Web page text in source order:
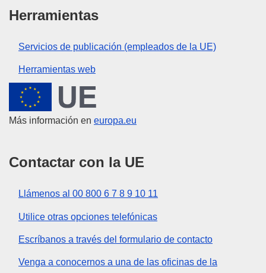
Herramientas
Servicios de publicación (empleados de la UE)
Herramientas web
Unión Europea
Más información en europa.eu
Contactar con la UE
Llámenos al 00 800 6 7 8 9 10 11
Utilice otras opciones telefónicas
Escríbanos a través del formulario de contacto
Venga a conocernos a una de las oficinas de la